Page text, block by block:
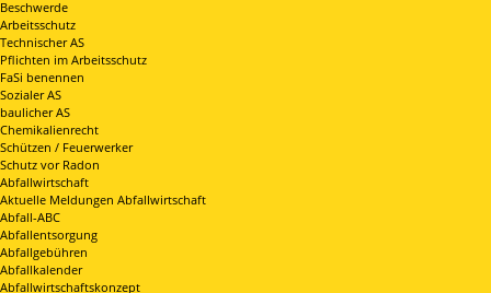
Beschwerde
Arbeitsschutz
Technischer AS
Pflichten im Arbeitsschutz
FaSi benennen
Sozialer AS
baulicher AS
Chemikalienrecht
Schützen / Feuerwerker
Schutz vor Radon
Abfallwirtschaft
Aktuelle Meldungen Abfallwirtschaft
Abfall-ABC
Abfallentsorgung
Abfallgebühren
Abfallkalender
Abfallwirtschaftskonzept